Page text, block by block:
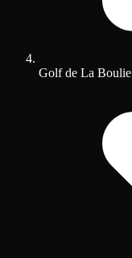
Golf de La Boulie